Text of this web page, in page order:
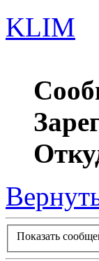
KLIM
Показать